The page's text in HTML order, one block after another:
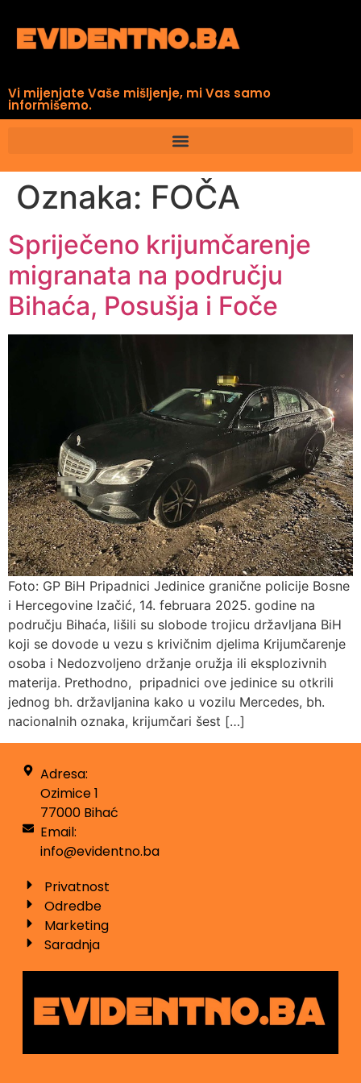
Vi mijenjate Vaše mišljenje, mi Vas samo
informišemo.
Oznaka: FOČA
Spriječeno krijumčarenje
migranata na području
Bihaća, Posušja i Foče
Foto: GP BiH Pripadnici Jedinice granične policije Bosne
i Hercegovine Izačić, 14. februara 2025. godine na
području Bihaća, lišili su slobode trojicu državljana BiH
koji se dovode u vezu s krivičnim djelima Krijumčarenje
osoba i Nedozvoljeno držanje oružja ili eksplozivnih
materija. Prethodno, pripadnici ove jedinice su otkrili
jednog bh. državljanina kako u vozilu Mercedes, bh.
nacionalnih oznaka, krijumčari šest […]
Adresa:
Ozimice 1
77000 Bihać
Email:
info@evidentno.ba
Privatnost
Odredbe
Marketing
Saradnja